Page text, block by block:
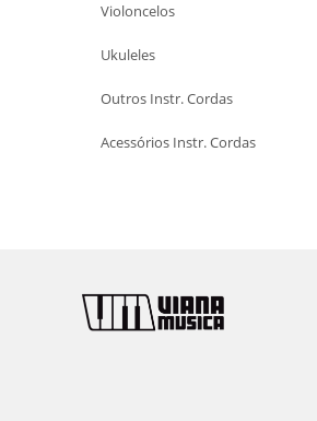
Violoncelos
Ukuleles
Outros Instr. Cordas
Acessórios Instr. Cordas